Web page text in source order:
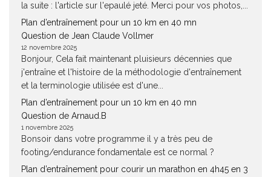
la suite : l'article sur l'epaulé jeté. Merci pour vos photos,...
Plan d’entraînement pour un 10 km en 40 mn
Question de Jean Claude Vollmer
12 novembre 2025
Bonjour, Cela fait maintenant pluisieurs décennies que
j'entraîne et l'histoire de la méthodologie d'entraînement
et la terminologie utilisée est d'une...
Plan d’entraînement pour un 10 km en 40 mn
Question de Arnaud.B
1 novembre 2025
Bonsoir dans votre programme il y a très peu de
footing/endurance fondamentale est ce normal ?
Plan d’entraînement pour courir un marathon en 4h45 en 3